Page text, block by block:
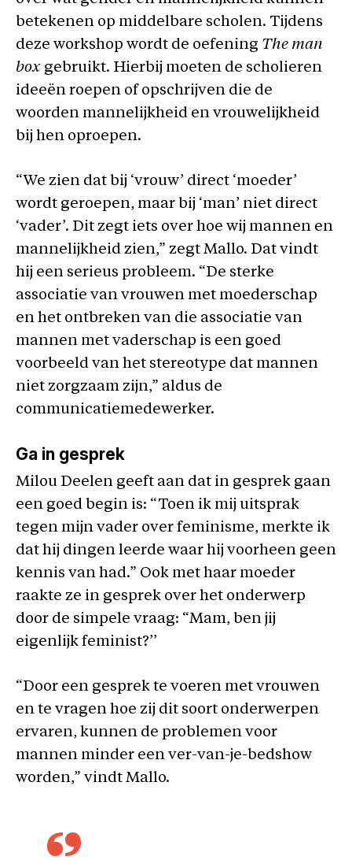
betekenen op middelbare scholen. Tijdens
deze workshop wordt de oefening The man
box gebruikt. Hierbij moeten de scholieren
ideeën roepen of opschrijven die de
woorden mannelijkheid en vrouwelijkheid
bij hen oproepen.
“We zien dat bij ‘vrouw’ direct ‘moeder’
wordt geroepen, maar bij ‘man’ niet direct
‘vader’. Dit zegt iets over hoe wij mannen en
mannelijkheid zien,” zegt Mallo. Dat vindt
hij een serieus probleem. “De sterke
associatie van vrouwen met moederschap
en het ontbreken van die associatie van
mannen met vaderschap is een goed
voorbeeld van het stereotype dat mannen
niet zorgzaam zijn,” aldus de
communicatiemedewerker.
Ga in gesprek
Milou Deelen geeft aan dat in gesprek gaan
een goed begin is: “Toen ik mij uitsprak
tegen mijn vader over feminisme, merkte ik
dat hij dingen leerde waar hij voorheen geen
kennis van had.” Ook met haar moeder
raakte ze in gesprek over het onderwerp
door de simpele vraag: “Mam, ben jij
eigenlijk feminist?’’
“Door een gesprek te voeren met vrouwen
en te vragen hoe zij dit soort onderwerpen
ervaren, kunnen de problemen voor
mannen minder een ver-van-je-bedshow
worden,” vindt Mallo.